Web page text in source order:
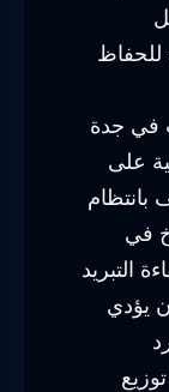
للحفاظ
في جدة
على
بانتظام
في
التبريد
يؤدي